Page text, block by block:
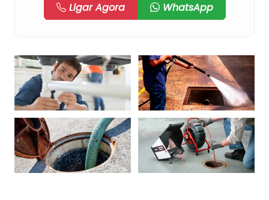
Ligar Agora
WhatsApp